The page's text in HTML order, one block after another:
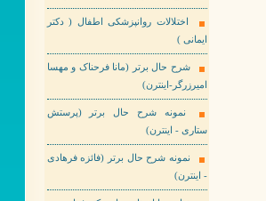
اختلالات روانپزشکی اطفال ( دکتر
ایمانی )
شرح حال برتر (مانا فرحناک و مهسا
امیرزرگر-اینترن)
نمونه شرح حال برتر (پرستش
ستاری - اینترن)
نمونه شرح حال برتر (فائزه فرهادی
- اینترن)